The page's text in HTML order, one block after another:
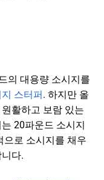
의 대용량 소시지를
스터퍼. 하지만 올
활하고 보람 있는
20파운드 소시지
으로 소시지를 채우
다.